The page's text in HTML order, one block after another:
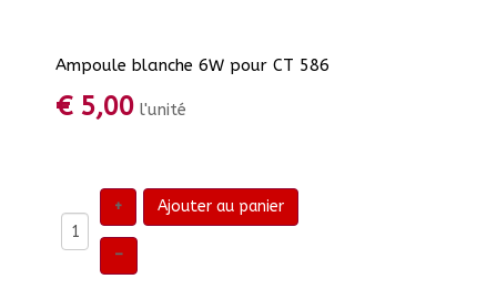
Ampoule blanche 6W pour CT 586
€ 5,00 l'unité
+
–
Ajouter au panier